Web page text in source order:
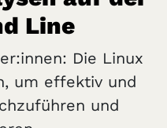
Line
Die Linux
um effektiv und
und